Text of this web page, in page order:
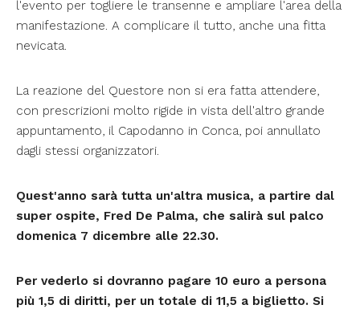
l'evento per togliere le transenne e ampliare l'area della
manifestazione. A complicare il tutto, anche una fitta
nevicata.
La reazione del Questore non si era fatta attendere,
con prescrizioni molto rigide in vista dell'altro grande
appuntamento, il Capodanno in Conca, poi annullato
dagli stessi organizzatori.
Quest'anno sarà tutta un'altra musica, a partire dal
super ospite, Fred De Palma, che salirà sul palco
domenica 7 dicembre alle 22.30.
Per vederlo si dovranno pagare 10 euro a persona
più 1,5 di diritti, per un totale di 11,5 a biglietto. Si